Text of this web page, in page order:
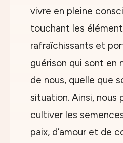
vivre en pleine
touchant les
rafraîchissants et
guérison qui sont en
de nous, quelle que
situation. Ainsi, nous
cultiver les
paix, d’amour et de